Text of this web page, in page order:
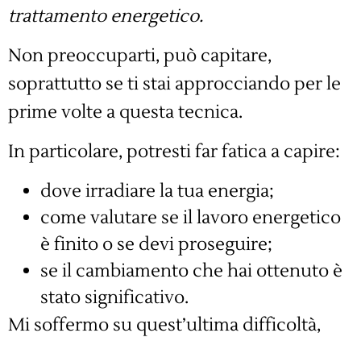
trattamento energetico.
Non preoccuparti, può capitare,
soprattutto se ti stai approcciando per le
prime volte a questa tecnica.
In particolare, potresti far fatica a capire:
dove irradiare la tua energia;
come valutare se il lavoro energetico
è finito o se devi proseguire;
se il cambiamento che hai ottenuto è
stato significativo.
Mi soffermo su quest’ultima difficoltà,